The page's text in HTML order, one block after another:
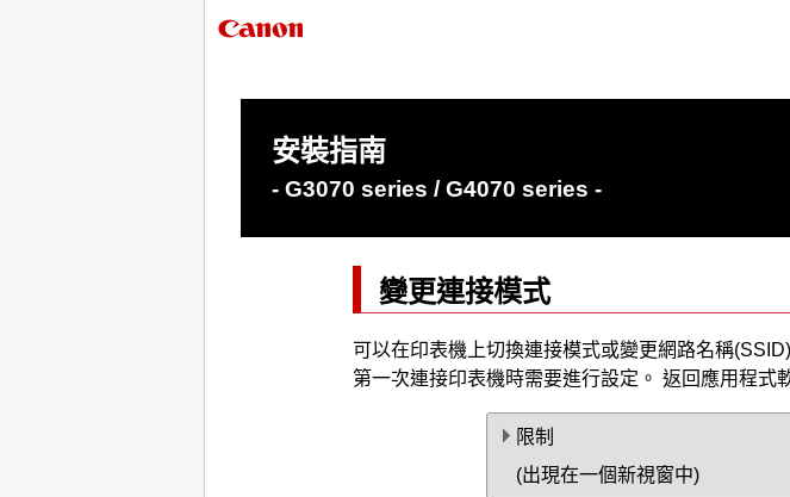
安裝指南
- G3070 series / G4070 series -
變更連接模式
可以在印表機 上切換連接模式或變更網路名稱
第一次連接印表機時需要進行設定。 返回應用程式
限制
(出現在一個新視窗中)